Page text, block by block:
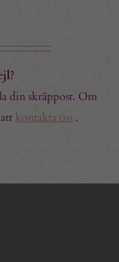
din skräppost. Om
kontakta oss .